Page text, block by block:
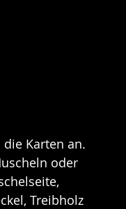
Karten an.
oder
Treibholz